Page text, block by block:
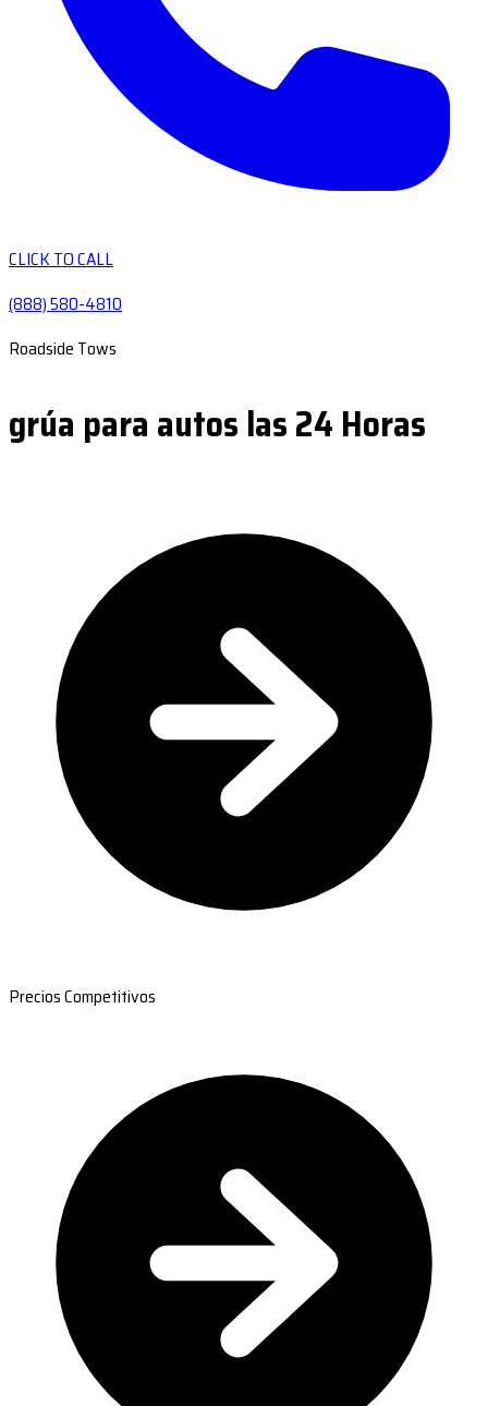
CLICK TO CALL
(888) 580-4810
Roadside Tows
grúa para autos las 24 Horas
Precios Competitivos